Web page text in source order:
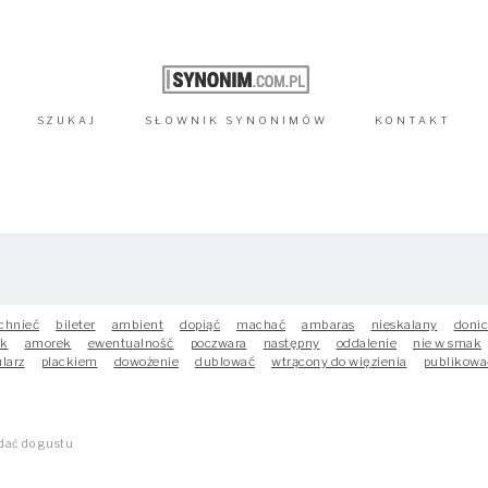
SZUKAJ SŁOWNIK SYNONIMÓW KONTAKT
bileter ambient dopiąć machać ambaras nieskalany
amorek ewentualność poczwara następny oddalenie nie w smak
plackiem dowożenie dublować wtrącony do więzienia
do gustu